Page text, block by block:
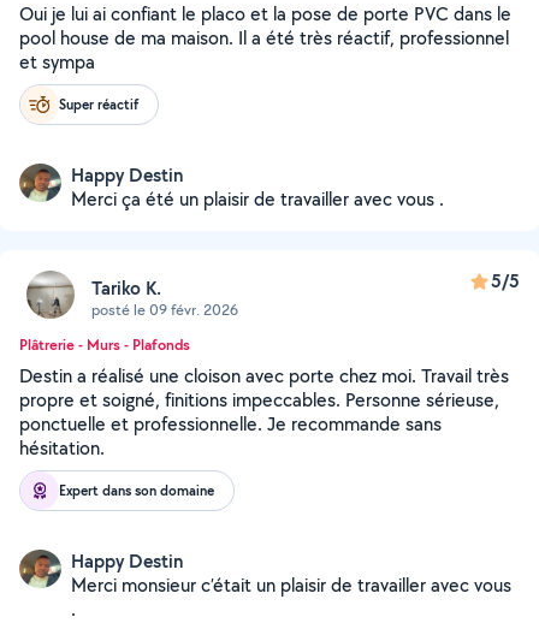
Oui je lui ai confiant le placo et la pose de porte PVC dans le
pool house de ma maison. Il a été très réactif, professionnel
et sympa
Super réactif
Happy Destin
Merci ça été un plaisir de travailler avec vous .
Tariko K.
posté le 09 févr. 2026
5/5
Plâtrerie - Murs - Plafonds
Destin a réalisé une cloison avec porte chez moi. Travail très
propre et soigné, finitions impeccables. Personne sérieuse,
ponctuelle et professionnelle. Je recommande sans
hésitation.
Expert dans son domaine
Happy Destin
Merci monsieur c’était un plaisir de travailler avec vous
.